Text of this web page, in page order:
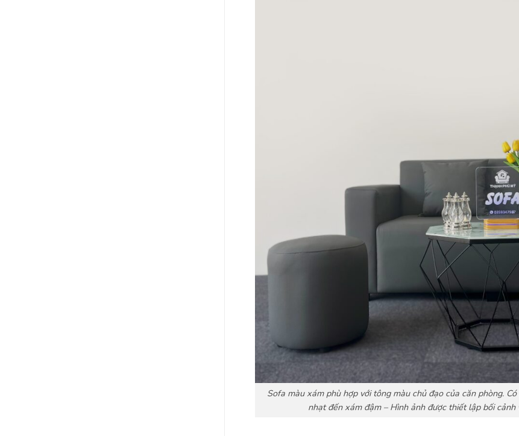
Sofa màu xám phù hợp với tông màu chủ đạo của căn phòng.
nhạt đến xám đậm – Hình ảnh được thiết lập bối